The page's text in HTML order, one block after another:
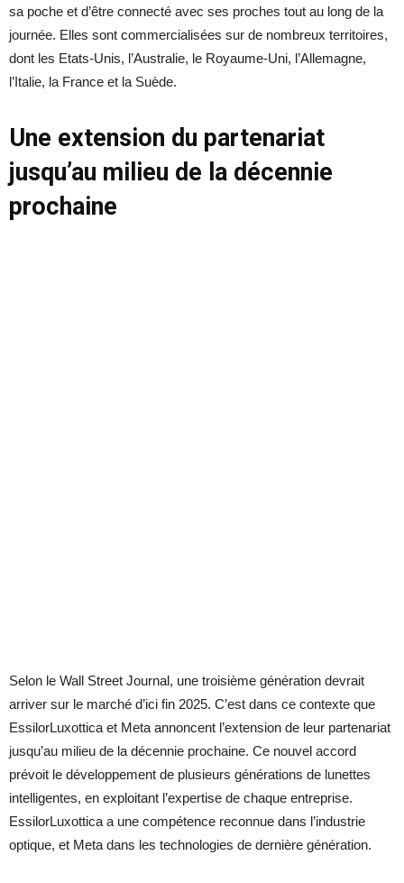
sa poche et d’être connecté avec ses proches tout au long de la
journée. Elles sont commercialisées sur de nombreux territoires,
dont les Etats-Unis, l’Australie, le Royaume-Uni, l’Allemagne,
l’Italie, la France et la Suède.
Une extension du partenariat
jusqu’au milieu de la décennie
prochaine
Selon le Wall Street Journal, une troisième génération devrait
arriver sur le marché d’ici fin 2025. C’est dans ce contexte que
EssilorLuxottica et Meta annoncent l’extension de leur partenariat
jusqu’au milieu de la décennie prochaine. Ce nouvel accord
prévoit le développement de plusieurs générations de lunettes
intelligentes, en exploitant l’expertise de chaque entreprise.
EssilorLuxottica a une compétence reconnue dans l’industrie
optique, et Meta dans les technologies de dernière génération.